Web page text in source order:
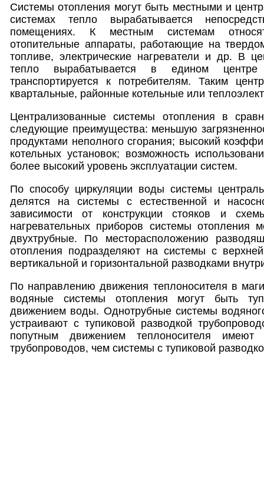
Системы отопления могут быть местными и
системах тепло вырабатывается
помещениях. К местным системам
отопительные аппараты, работающие на
топливе, электрические нагреватели и др. В
тепло вырабатывается в едином
транспортируется к потребителям. Таким
квартальные, районные котельные или
Централизованные системы отопления в
следующие преимущества: меньшую
продуктами неполного сгорания; высокий
котельных установок; возможность
более высокий уровень эксплуатации систем.
По способу циркуляции воды системы
делятся на системы с естественной и
зависимости от конструкции стояков и
нагревательных приборов системы отопления
двухтрубные. По месторасположению
отопления подразделяют на системы с
вертикальной и горизонтальной разводками
По направлению движения теплоносителя в
водяные системы отопления могут быть
движением воды. Однотрубные системы
устраивают с тупиковой разводкой
попутным движением теплоносителя имеют
трубопроводов, чем системы с тупиковой